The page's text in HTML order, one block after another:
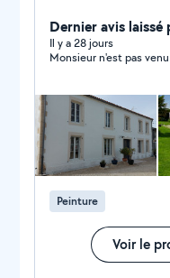
rénovation
chape COUVERTURE: remaniement changement
réparation tous
intérieur extérieur sur tout
intérieur extérieur NETTOYAGE et HYDROFUGE des
façades murs dallage toitures
VERTS: Élagage Tailles et Abattage tout type d'arbres
toutes hauteurs Tailles de haies toutes hauteurs toutes
distances entretien
débroussaillement Travail avec tout le matériel
nécessaire
de haut je suis 100%
Devis GRATUIT
Dernier avis laissé
Il y a 28 jours
Monsieur n'est pas
Peinture
Voir le